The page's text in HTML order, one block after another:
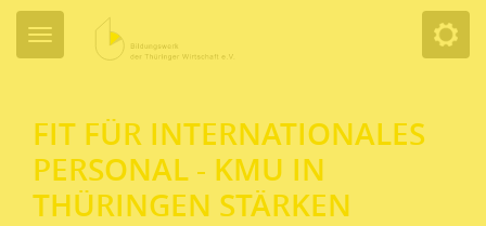
FIT FÜR INTERNATIONALES
PERSONAL - KMU IN
THÜRINGEN STÄRKEN